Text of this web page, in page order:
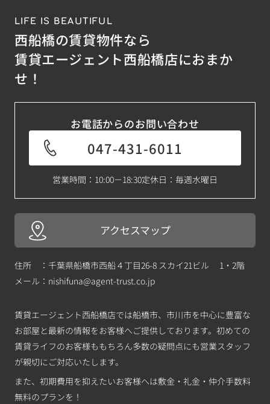
LIFE IS BEAUTIFUL
西船橋の賃貸物件なら
賃貸エージェント西船橋店におまか
せ！
お電話からのお問い合わせ
047-431-6011
営業時間：10:00－18:30定休日：毎週水曜日
アクセスマップ
住所 ：千葉県船橋市西船４丁目26-8 スカイ21ビル 1・2階
メール： nishifuna@agent-trust.co.jp
賃貸エージェント西船橋店では船橋市、市川市を中心に豊富な
お部屋と最新の情報をお客様へご提供しております。初めての
賃貸ライフのお客様ももちろん多数の疑問点にも営業スタッフ
が親切にご対応いたします。
また、初期費用を抑えたいお客様へは敷金・礼金・仲介手数料
無料のプランを！